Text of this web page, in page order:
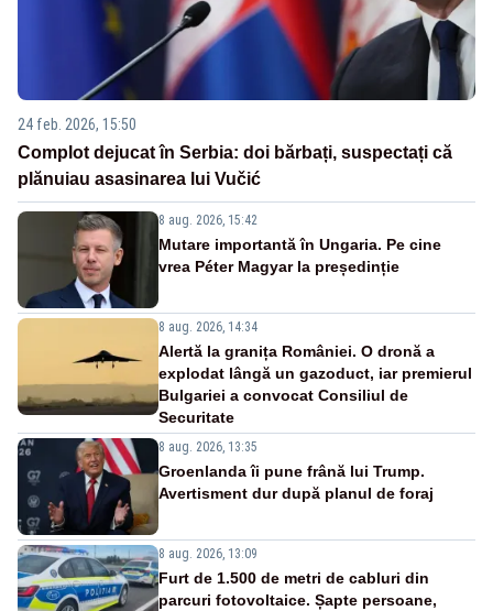
24 feb. 2026, 15:50
Complot dejucat în Serbia: doi bărbați, suspectați că
plănuiau asasinarea lui Vučić
8 aug. 2026, 15:42
Mutare importantă în Ungaria. Pe cine
vrea Péter Magyar la președinție
8 aug. 2026, 14:34
Alertă la granița României. O dronă a
explodat lângă un gazoduct, iar premierul
Bulgariei a convocat Consiliul de
Securitate
8 aug. 2026, 13:35
Groenlanda îi pune frână lui Trump.
Avertisment dur după planul de foraj
8 aug. 2026, 13:09
Furt de 1.500 de metri de cabluri din
parcuri fotovoltaice. Șapte persoane,